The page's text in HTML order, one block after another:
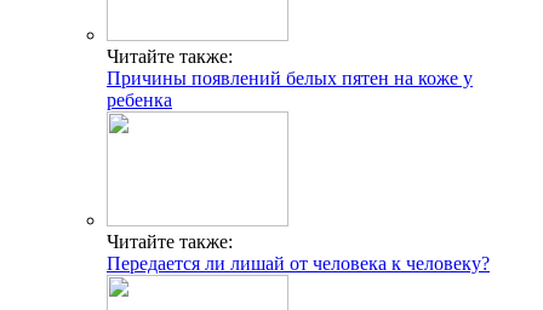
Читайте также:
Причины появлений белых пятен на коже у
ребенка
Читайте также:
Передается ли лишай от человека к человеку?